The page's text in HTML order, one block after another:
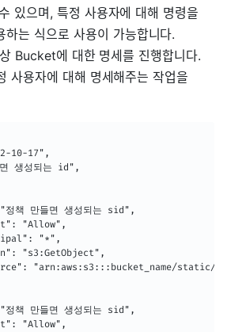
있으며, 특정 사용자에 대해 명령을
하는 식으로 사용이 가능합니다.
Bucket에 대한 명세를 진행합니다.
사용자에 대해 명세해주는 작업을
10-17",
생성되는 id",
책 만들면 생성되는 sid",
"Allow",
"*",
"s3:GetObject",
"arn:aws:s3:::bucket_name/static/*"
책 만들면 생성되는 sid",
"Allow",